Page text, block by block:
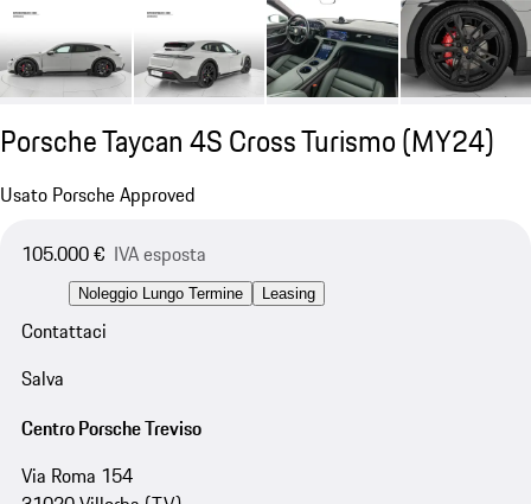
Porsche Taycan 4S Cross Turismo (MY24)
Usato Porsche Approved
105.000 € IVA esposta
Noleggio Lungo Termine Leasing
Contattaci
Salva
Centro Porsche Treviso
Via Roma 154